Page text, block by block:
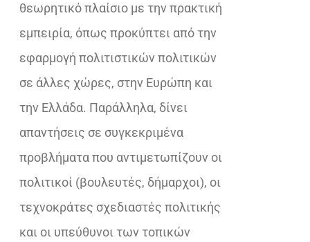
θεωρητικό πλαίσιο με την πρακτική
εμπειρία, όπως προκύπτει από την
εφαρμογή πολιτιστικών πολιτικών
σε άλλες χώρες, στην Ευρώπη και
την Ελλάδα. Παράλληλα, δίνει
απαντήσεις σε συγκεκριμένα
προβλήματα που αντιμετωπίζουν οι
πολιτικοί (βουλευτές, δήμαρχοι), οι
τεχνοκράτες σχεδιαστές πολιτικής
και οι υπεύθυνοι των τοπικών